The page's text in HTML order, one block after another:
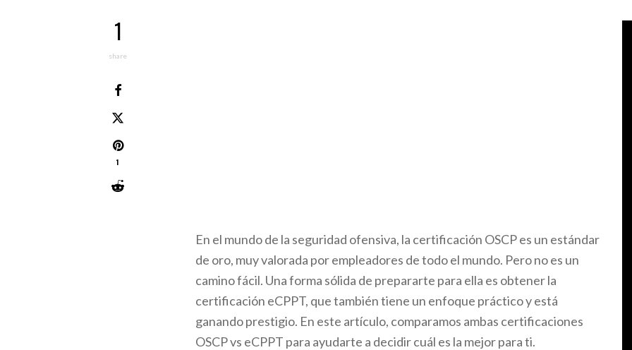
1
share
1
En el mundo de la seguridad ofensiva, la certificación OSCP es un estándar
de oro, muy valorada por empleadores de todo el mundo. Pero no es un
camino fácil. Una forma sólida de prepararte para ella es obtener la
certificación eCPPT, que también tiene un enfoque práctico y está
ganando prestigio. En este artículo, comparamos ambas certificaciones
OSCP vs eCPPT para ayudarte a decidir cuál es la mejor para ti.